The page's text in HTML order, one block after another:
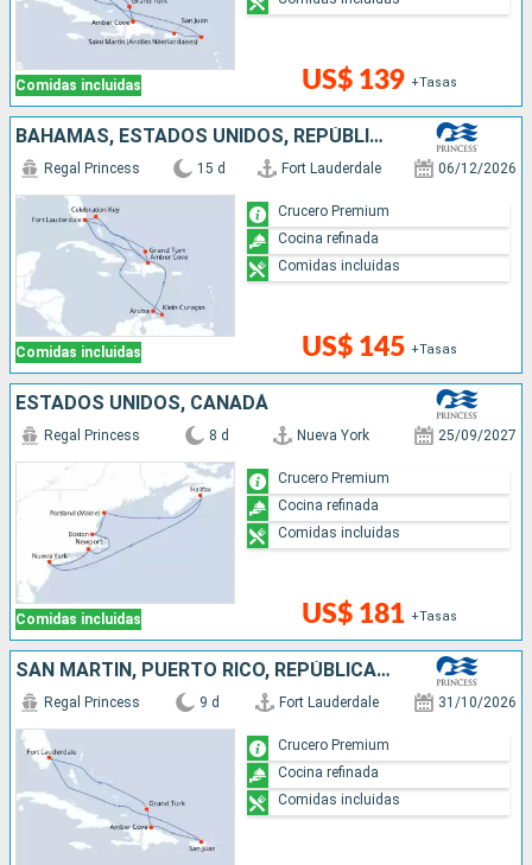
Comidas incluidas US$ 139 +Tasas
BAHAMAS, ESTADOS UNIDOS, REPÚBLICA DOMINICANA, ARUBA
Comidas incluidas
Regal Princess 15 d Fort Lauderdale 06/12/2026
US$ 145 +Tasas
Crucero Premium
Cocina refinada
Comidas incluidas
ESTADOS UNIDOS, CANADÁ
Comidas incluidas
Regal Princess 8 d Nueva York 25/09/2027
US$ 181 +Tasas
Crucero Premium
Cocina refinada
Comidas incluidas
SAN MARTÍN, PUERTO RICO, REPÚBLICA DOMINICANA, ESTADOS UNIDOS
Regal Princess 9 d Fort Lauderdale 31/10/2026
Crucero Premium
Cocina refinada
Comidas incluidas